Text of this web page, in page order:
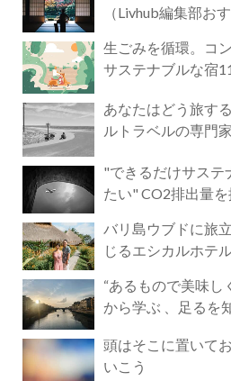
（Livhub編集部おす
生ごみを循環。コ
サステナブルな宿
あなたはどう旅する？ ｜ 英国サス
ルトラベルの専門
"できるだけサステ
たい" CO2排出量
バリ島ウブドに旅
じるエシカルホテ
“あるもので美味し
から学ぶ 、足るを
頭はそこに置いて
いこう